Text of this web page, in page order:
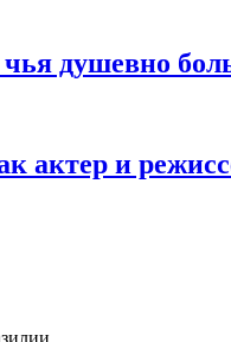
душевно
актер и